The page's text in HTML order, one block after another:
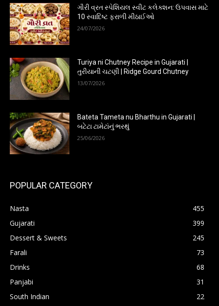
ગૌરી વ્રત સ્પેશિયલ સ્વીટ કલેક્શન: ઉપવાસ માટે
10 સ્વાદિષ્ટ ફરાળી મીઠાઈઓ
24/07/2026
Turiya ni Chutney Recipe in Gujarati |
તુરીયાની ચટણી | Ridge Gourd Chutney
13/07/2026
Bateta Tameta nu Bharthu in Gujarati |
બટેટા ટામેટાંનું ભરથું
25/06/2026
POPULAR CATEGORY
Nasta
455
Gujarati
399
Dessert & Sweets
245
Farali
73
Drinks
68
Panjabi
31
South Indian
22